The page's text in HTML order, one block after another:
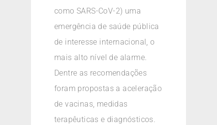
como SARS-CoV-2) uma
emergência de saúde pública
de interesse internacional, o
mais alto nível de alarme.
Dentre as recomendações
foram propostas a aceleração
de vacinas, medidas
terapêuticas e diagnósticos.